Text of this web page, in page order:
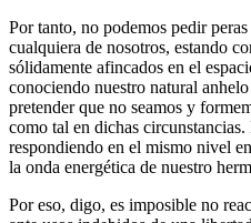
Por tanto, no podemos pedir
cualquiera de nosotros, estando
sólidamente afincados en el
conociendo nuestro natural
pretender que no seamos y
como tal en dichas
respondiendo en el mismo nivel
la onda energética de nuestro
Por eso, digo, es imposible no